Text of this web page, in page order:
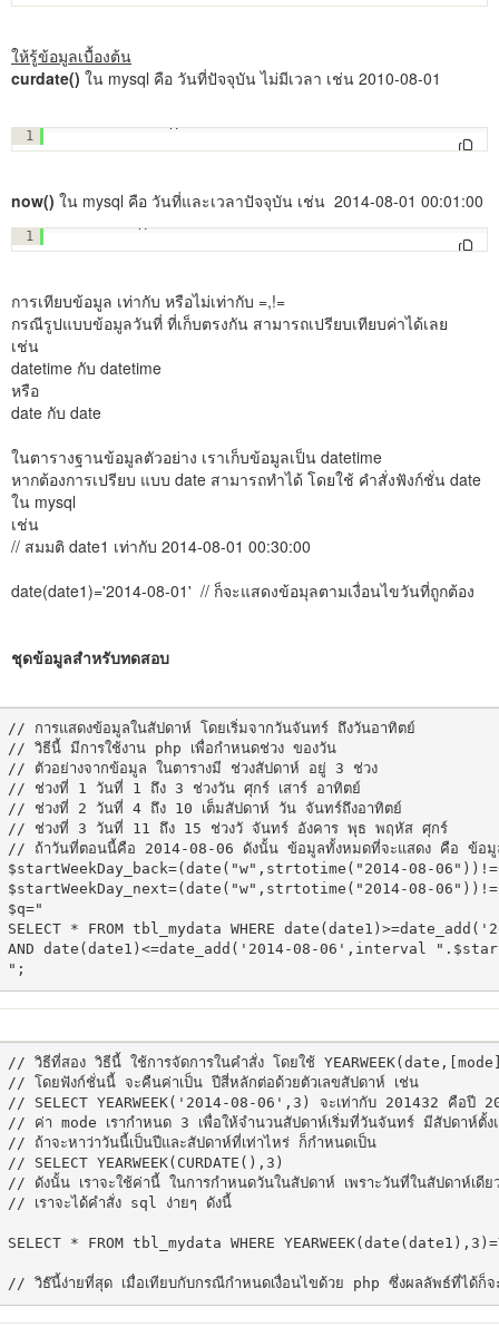
ให้รู้ข้อมูลเบื้องต้น
curdate() ใน mysql คือ วันที่ปัจจุบัน ไม่มีเวลา เช่น 2010-08-01
1
now() ใน mysql คือ วันที่และเวลาปัจจุบัน เช่น 2014-08-01 00:01:00
1
การเทียบข้อมูล เท่ากับ หรือไม่เท่ากับ =,!=
กรณีรูปแบบข้อมูลวันที่ ที่เก็บตรงกัน สามารถเปรียบเทียบค่าได้เลย
เช่น
datetime กับ datetime
หรือ
date กับ date
ในตารางฐานข้อมูลตัวอย่าง เราเก็บข้อมูลเป็น datetime
หากต้องการเปรียบ แบบ date สามารถทำได้ โดยใช้ คำสั่งฟังก์ชั่น date
ใน mysql
เช่น
// สมมติ date1 เท่ากับ 2014-08-01 00:30:00
date(date1)='2014-08-01' // ก็จะแสดงข้อมุลตามเงื่อนไขวันที่ถูกต้อง
ชุดข้อมูลสำหรับทดสอบ
// การแสดงข้อมูลในสัปดาห์ โดยเริ่มจากวันจันทร์ ถึงวันอาทิตย์
// วิธีนี้ มีการใช้งาน php เพื่อกำหนดช่วง ของวัน
// ตัวอย่างจากข้อมูล ในตารางมี ช่วงสัปดาห์ อยู่ 3 ช่วง
// ช่วงที่ 1 วันที่ 1 ถึง 3 ช่วงวัน ศุกร์ เสาร์ อาทิตย์
// ช่วงที่ 2 วันที่ 4 ถึง 10 เต็มสัปดาห์ วัน จันทร์ถึงอาทิตย์
// ช่วงที่ 3 วันที่ 11 ถึง 15 ช่วงวั จันทร์ อังคาร พุธ พฤหัส ศุกร์
// ถ้าวันที่ตอนนี้คือ 2014-08-06 ดังนั้น ข้อมูลทั้งหมดที่จะแสดง คือ ข้อ
$startWeekDay_back=(date("w",strtotime("2014-08-
$startWeekDay_next=(date("w",strtotime("2014-08-
$q="
SELECT * FROM tbl_mydata WHERE
AND date(date1)<=date_add('2014-08-06',interval
// วิธีที่สอง วิธีนี้ ใช้การจัดการในคำสั่ง โดยใช้
// โดยฟังก์ชั่นนี้ จะคืนค่าเป็น ปีสี่หลักต่อด้วยตัวเลขสัปดาห์ เช่น
// SELECT YEARWEEK('2014-08-06',3) จะเท่ากับ 201432 คือปี
// ค่า mode เรากำหนด 3 เพื่อให้จำนวนสัปดาห์เริ่มที่วันจันทร์ มีสัปดาห์ตั้
// ถ้าจะหาว่าวันนี้เป็นปีและสัปดาห์ที่เท่าไหร่ ก็กำหนดเป็น
// SELECT YEARWEEK(CURDATE(),3)
// ดังนั้น เราจะใช้ค่านี้ ในการกำหนดวันในสัปดาห์ เพราะวันที่ในสัปดาห์เดีย
// เราจะได้คำสั่ง sql ง่ายๆ ดังนี้
SELECT * FROM tbl_mydata WHERE
// วิธ๊นี้ง่ายที่สุด เมื่อเทียบกับกรณีกำหนดเงื่อนไขด้วย php ซึ่งผลลัพธ์ที่ได้ก็จ